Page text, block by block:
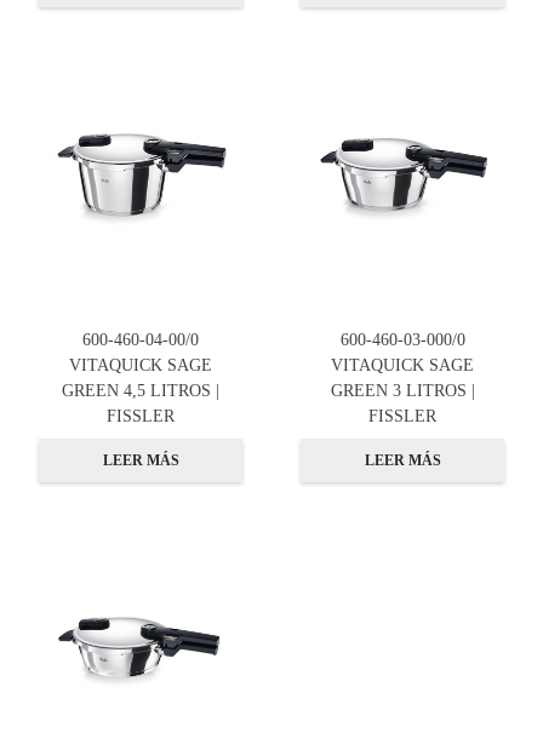
600-460-04-00/0
VITAQUICK SAGE
GREEN 4,5 LITROS |
FISSLER
LEER MÁS
600-460-03-000/0
VITAQUICK SAGE
GREEN 3 LITROS |
FISSLER
LEER MÁS